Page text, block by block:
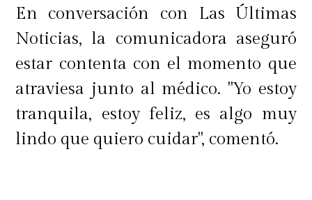
En conversación con Las Últimas
Noticias, la comunicadora aseguró
estar contenta con el momento que
atraviesa junto al médico. "Yo estoy
tranquila, estoy feliz, es algo muy
lindo que quiero cuidar", comentó.